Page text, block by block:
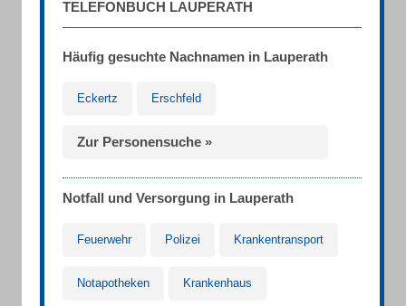
TELEFONBUCH LAUPERATH
Häufig gesuchte Nachnamen in Lauperath
Eckertz Erschfeld
Zur Personensuche »
Notfall und Versorgung in Lauperath
Feuerwehr Polizei Krankentransport
Notapotheken Krankenhaus